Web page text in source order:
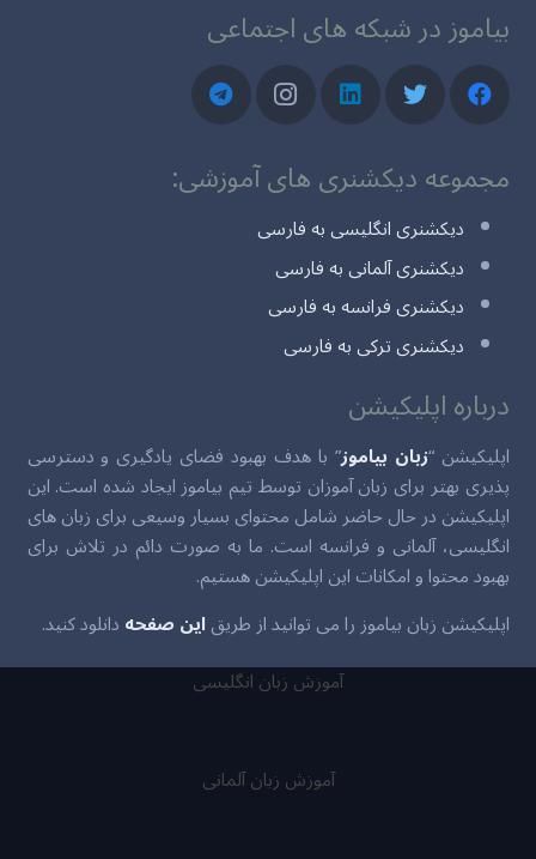
بیاموز در شبکه های اجتماعی
مجموعه دیکشنری های آموزشی:
دیکشنری انگلیسی به فارسی
دیکشنری آلمانی به فارسی
دیکشنری فرانسه به فارسی
دیکشنری ترکی به فارسی
درباره اپلیکیشن
اپلیکیشن “زبان بیاموز” با هدف بهبود فضای یادگیری و دسترسی
پذیری بهتر برای زبان آموزان توسط تیم بیاموز ایجاد شده است. این
اپلیکیشن در حال حاضر شامل محتوای بسیار وسیعی برای زبان های
انگلیسی، آلمانی و فرانسه است. ما به صورت دائم در تلاش برای
بهبود محتوا و امکانات این اپلیکیشن هستیم.
اپلیکیشن زبان بیاموز را می توانید از طریقاین صفحهدانلود کنید.
آموزش زبان انگلیسی
آموزش زبان آلمانی